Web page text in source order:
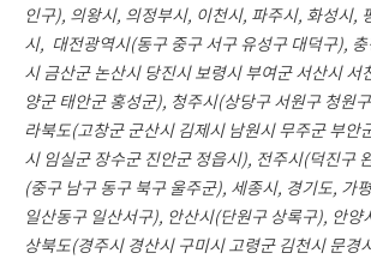
인구), 의왕시, 의정부시, 이천시, 파주시, 화성시,
시, 대전광역시(동구 중구 서구 유성구 대덕구),
시 금산군 논산시 당진시 보령시 부여군 서산시 서
양군 태안군 홍성군), 청주시(상당구 서원구 청원
라북도(고창군 군산시 김제시 남원시 무주군 부안
시 임실군 장수군 진안군 정읍시), 전주시(덕진구
(중구 남구 동구 북구 울주군), 세종시, 경기도, 가
일산동구 일산서구), 안산시(단원구 상록구), 안양
상북도(경주시 경산시 구미시 고령군 김천시 문경